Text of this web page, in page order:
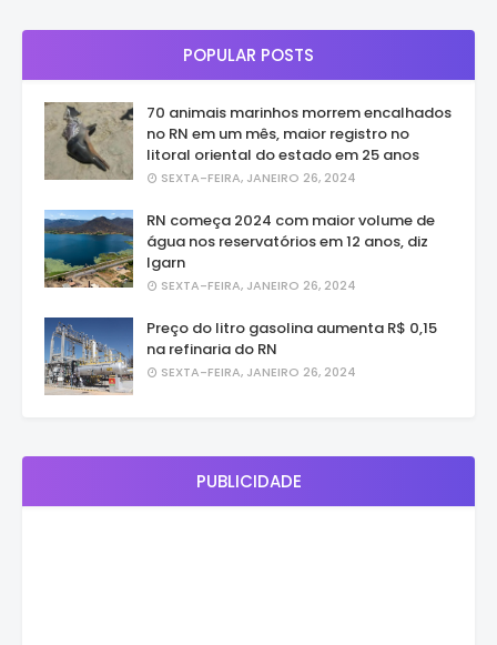
POPULAR POSTS
70 animais marinhos morrem encalhados
no RN em um mês, maior registro no
litoral oriental do estado em 25 anos
SEXTA-FEIRA, JANEIRO 26, 2024
RN começa 2024 com maior volume de
água nos reservatórios em 12 anos, diz
Igarn
SEXTA-FEIRA, JANEIRO 26, 2024
Preço do litro gasolina aumenta R$ 0,15
na refinaria do RN
SEXTA-FEIRA, JANEIRO 26, 2024
PUBLICIDADE